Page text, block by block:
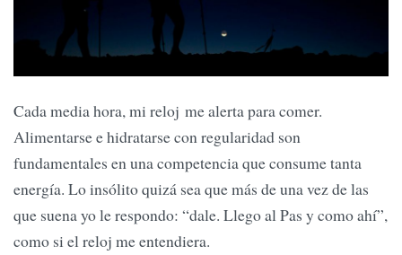
Cada media hora, mi reloj me alerta para comer.
Alimentarse e hidratarse con regularidad son
fundamentales en una competencia que consume tanta
energía. Lo insólito quizá sea que más de una vez de las
que suena yo le respondo: “dale. Llego al Pas y como ahí”,
como si el reloj me entendiera.